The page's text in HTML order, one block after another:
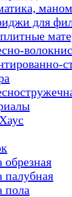
для
обрезная
палубная
пола